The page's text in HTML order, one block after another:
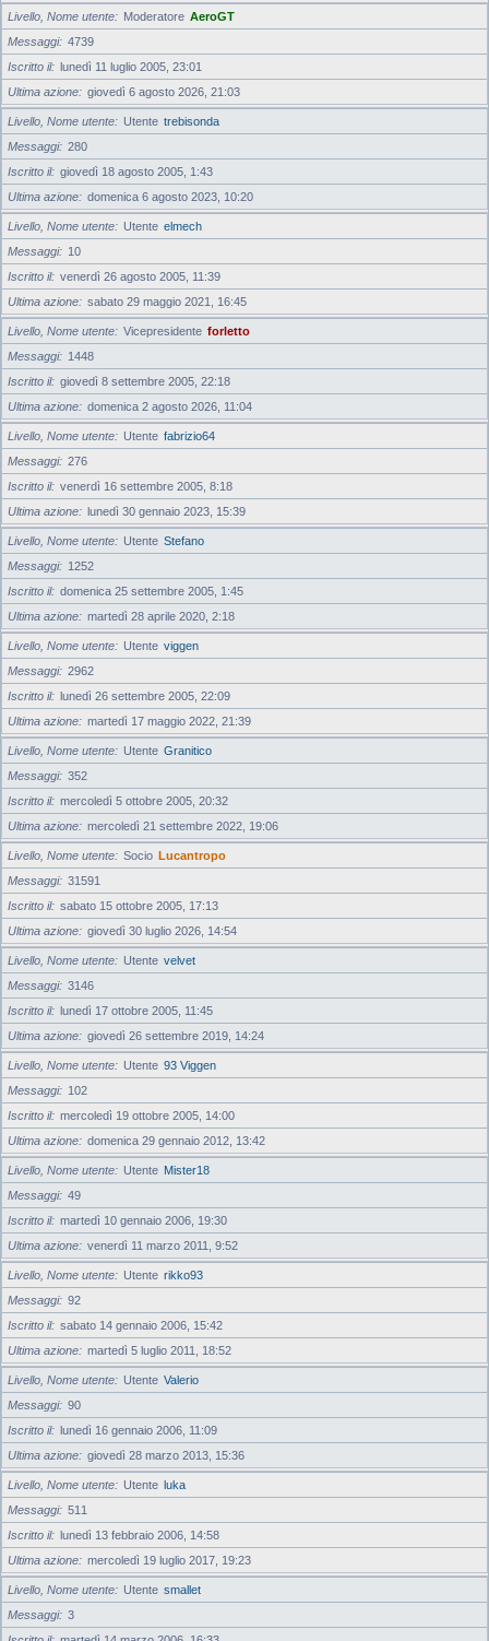
Livello, Nome utente Moderatore AeroGT
Messaggi
4739
Iscritto il
lunedì 11 luglio 2005, 23:01
Ultima azione
giovedì 6 agosto 2026, 21:03
Livello, Nome utente Utente trebisonda
Messaggi
280
Iscritto il
giovedì 18 agosto 2005, 1:43
Ultima azione
domenica 6 agosto 2023, 10:20
Livello, Nome utente Utente elmech
Messaggi
10
Iscritto il
venerdì 26 agosto 2005, 11:39
Ultima azione
sabato 29 maggio 2021, 16:45
Livello, Nome utente Vicepresidente forletto
Messaggi
1448
Iscritto il
giovedì 8 settembre 2005, 22:18
Ultima azione
domenica 2 agosto 2026, 11:04
Livello, Nome utente Utente fabrizio64
Messaggi
276
Iscritto il
venerdì 16 settembre 2005, 8:18
Ultima azione
lunedì 30 gennaio 2023, 15:39
Livello, Nome utente Utente Stefano
Messaggi
1252
Iscritto il
domenica 25 settembre 2005, 1:45
Ultima azione
martedì 28 aprile 2020, 2:18
Livello, Nome utente Utente viggen
Messaggi
2962
Iscritto il
lunedì 26 settembre 2005, 22:09
Ultima azione
martedì 17 maggio 2022, 21:39
Livello, Nome utente Utente Granitico
Messaggi
352
Iscritto il
mercoledì 5 ottobre 2005, 20:32
Ultima azione
mercoledì 21 settembre 2022, 19:06
Livello, Nome utente Socio Lucantropo
Messaggi
31591
Iscritto il
sabato 15 ottobre 2005, 17:13
Ultima azione
giovedì 30 luglio 2026, 14:54
Livello, Nome utente Utente velvet
Messaggi
3146
Iscritto il
lunedì 17 ottobre 2005, 11:45
Ultima azione
giovedì 26 settembre 2019, 14:24
Livello, Nome utente Utente 93 Viggen
Messaggi
102
Iscritto il
mercoledì 19 ottobre 2005, 14:00
Ultima azione
domenica 29 gennaio 2012, 13:42
Livello, Nome utente Utente Mister18
Messaggi
49
Iscritto il
martedì 10 gennaio 2006, 19:30
Ultima azione
venerdì 11 marzo 2011, 9:52
Livello, Nome utente Utente rikko93
Messaggi
92
Iscritto il
sabato 14 gennaio 2006, 15:42
Ultima azione
martedì 5 luglio 2011, 18:52
Livello, Nome utente Utente Valerio
Messaggi
90
Iscritto il
lunedì 16 gennaio 2006, 11:09
Ultima azione
giovedì 28 marzo 2013, 15:36
Livello, Nome utente Utente luka
Messaggi
511
Iscritto il
lunedì 13 febbraio 2006, 14:58
Ultima azione
mercoledì 19 luglio 2017, 19:23
Livello, Nome utente Utente smallet
Messaggi
3